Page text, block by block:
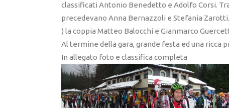
classificati Antonio Benedetto e Adolfo Corsi.
precedevano Anna Bernazzoli e Stefania
) la coppia Matteo Balocchi e Gianmarco
Al termine della gara, grande festa ed una ricca
In allegato foto e classifica completa